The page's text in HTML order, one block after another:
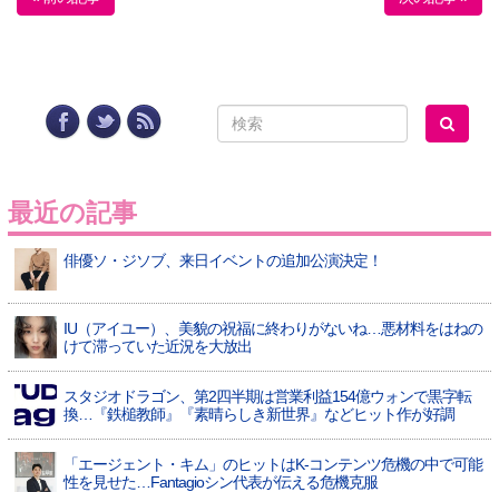
最近の記事
俳優ソ・ジソブ、来日イベントの追加公演決定！
IU（アイユー）、美貌の祝福に終わりがないね…悪材料をはねの
けて滞っていた近況を大放出
スタジオドラゴン、第2四半期は営業利益154億ウォンで黒字転
換…『鉄槌教師』『素晴らしき新世界』などヒット作が好調
「エージェント・キム」のヒットはK-コンテンツ危機の中で可能
性を見せた…Fantagioシン代表が伝える危機克服